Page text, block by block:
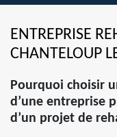
ENTREPRISE
CHANTELOUP
Pourquoi choisir
d’une entreprise
d’un projet de